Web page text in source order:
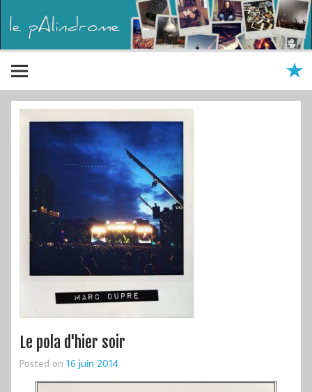
Le pola d'hier soir
Posted on 16 juin 2014